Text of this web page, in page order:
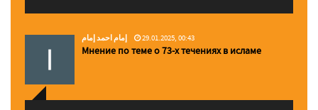
إمام احمد إمام 29.01.2025, 00:43
Мнение по теме о 73-х течениях в исламе